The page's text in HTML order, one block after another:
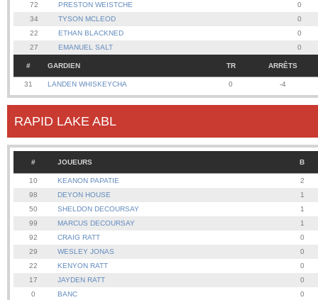
72
PRESTON WEISTCHE
0
34
TYSON MCLEOD
0
22
ETHAN BLACKNED
0
27
EMANUEL SALT 0
# GARDIEN TR ARRÊTS
31 LANDEN WHISKEYCHA 0 -4
RAPID LAKE ABL
# JOUEURS B
10 KEANON PAPATIE
2
98
DEYON HOUSE
1
50
SHELDON DECOURSAY
1
99
MARCUS DECOURSAY
1
92
CRAIG RATT
0
29
WESLEY JONAS
0
22
KENYON RATT
0
17
JAYDEN RATT
0
0
BANC
0